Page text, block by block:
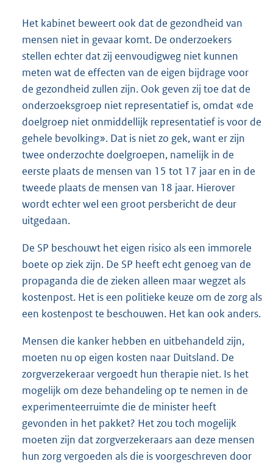
Het kabinet beweert ook dat de gezondheid van
mensen niet in gevaar komt. De onderzoekers
stellen echter dat zij eenvoudigweg niet kunnen
meten wat de effecten van de eigen bijdrage voor
de gezondheid zullen zijn. Ook geven zij toe dat de
onderzoeksgroep niet representatief is, omdat «de
doelgroep niet onmiddellijk representatief is voor de
gehele bevolking». Dat is niet zo gek, want er zijn
twee onderzochte doelgroepen, namelijk in de
eerste plaats de mensen van 15 tot 17 jaar en in de
tweede plaats de mensen van 18 jaar. Hierover
wordt echter wel een groot persbericht de deur
uitgedaan.
De SP beschouwt het eigen risico als een immorele
boete op ziek zijn. De SP heeft echt genoeg van de
propaganda die de zieken alleen maar wegzet als
kostenpost. Het is een politieke keuze om de zorg als
een kostenpost te beschouwen. Het kan ook anders.
Mensen die kanker hebben en uitbehandeld zijn,
moeten nu op eigen kosten naar Duitsland. De
zorgverzekeraar vergoedt hun therapie niet. Is het
mogelijk om deze behandeling op te nemen in de
experimenteerruimte die de minister heeft
gevonden in het pakket? Het zou toch mogelijk
moeten zijn dat zorgverzekeraars aan deze mensen
hun zorg vergoeden als die is voorgeschreven door